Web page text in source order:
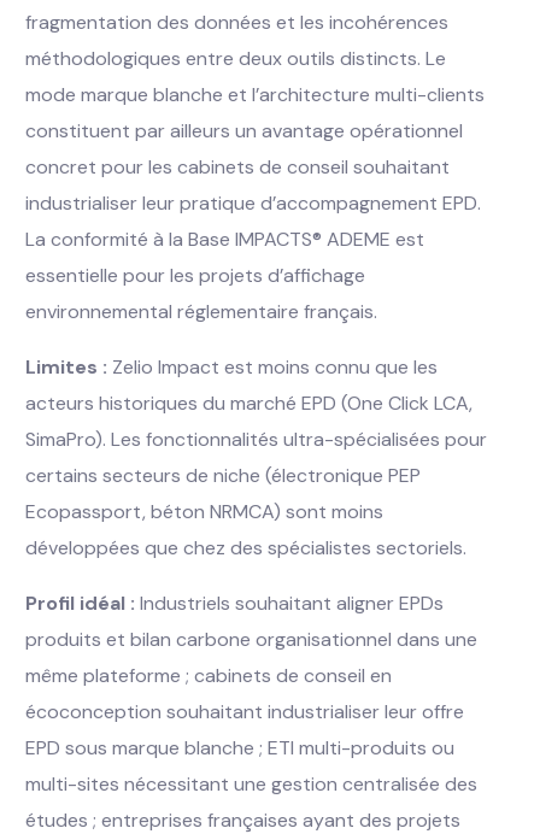
fragmentation des données et les incohérences
méthodologiques entre deux outils distincts. Le
mode marque blanche et l’architecture multi-clients
constituent par ailleurs un avantage opérationnel
concret pour les cabinets de conseil souhaitant
industrialiser leur pratique d’accompagnement EPD.
La conformité à la Base IMPACTS® ADEME est
essentielle pour les projets d’affichage
environnemental réglementaire français.
Limites : Zelio Impact est moins connu que les
acteurs historiques du marché EPD (One Click LCA,
SimaPro). Les fonctionnalités ultra-spécialisées pour
certains secteurs de niche (électronique PEP
Ecopassport, béton NRMCA) sont moins
développées que chez des spécialistes sectoriels.
Profil idéal : Industriels souhaitant aligner EPDs
produits et bilan carbone organisationnel dans une
même plateforme ; cabinets de conseil en
écoconception souhaitant industrialiser leur offre
EPD sous marque blanche ; ETI multi-produits ou
multi-sites nécessitant une gestion centralisée des
études ; entreprises françaises ayant des projets